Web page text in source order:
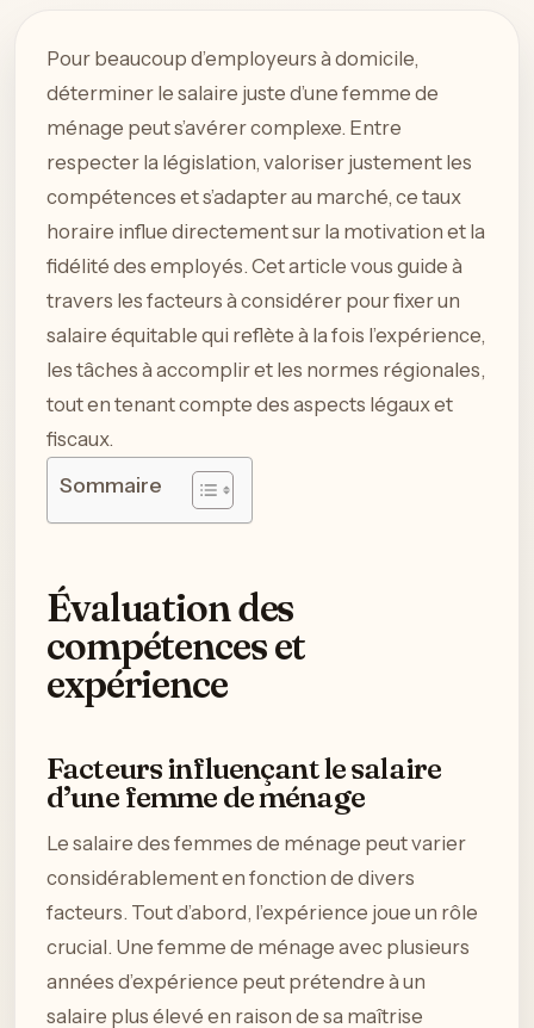
Pour beaucoup d’employeurs à domicile,
déterminer le salaire juste d’une femme de
ménage peut s’avérer complexe. Entre
respecter la législation, valoriser justement les
compétences et s’adapter au marché, ce taux
horaire influe directement sur la motivation et la
fidélité des employés. Cet article vous guide à
travers les facteurs à considérer pour fixer un
salaire équitable qui reflète à la fois l’expérience,
les tâches à accomplir et les normes régionales,
tout en tenant compte des aspects légaux et
fiscaux.
Sommaire
Évaluation des
compétences et
expérience
Facteurs influençant le salaire
d’une femme de ménage
Le salaire des femmes de ménage peut varier
considérablement en fonction de divers
facteurs. Tout d’abord, l’expérience joue un rôle
crucial. Une femme de ménage avec plusieurs
années d’expérience peut prétendre à un
salaire plus élevé en raison de sa maîtrise